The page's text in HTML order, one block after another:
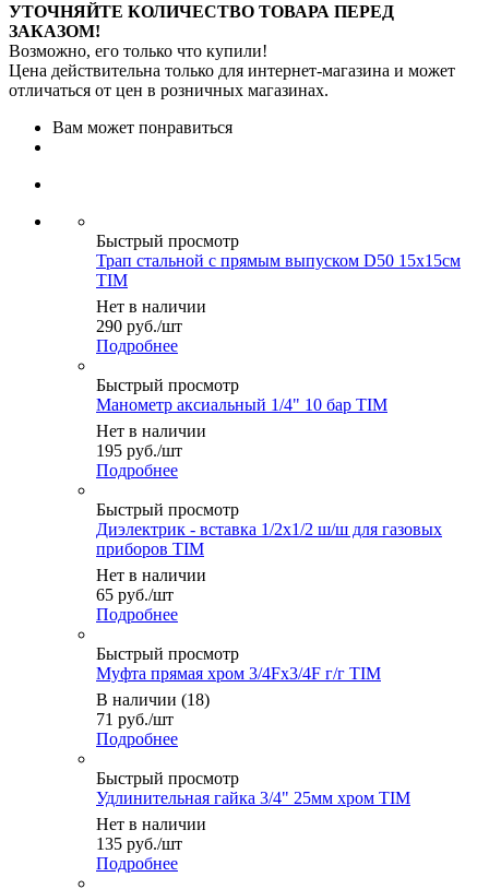
УТОЧНЯЙТЕ КОЛИЧЕСТВО ТОВАРА ПЕРЕД
ЗАКАЗОМ!
Возможно, его только что купили!
Цена действительна только для интернет-магазина и может
отличаться от цен в розничных магазинах.
Вам может понравиться
Быстрый просмотр
Трап стальной с прямым выпуском D50 15х15см
TIM
Нет в наличии
290 руб./шт
Подробнее
Быстрый просмотр
Манометр аксиальный 1/4" 10 бар TIM
Нет в наличии
195 руб./шт
Подробнее
Быстрый просмотр
Диэлектрик - вставка 1/2х1/2 ш/ш для газовых
приборов TIM
Нет в наличии
65 руб./шт
Подробнее
Быстрый просмотр
Муфта прямая хром 3/4Fх3/4F г/г TIM
В наличии (18)
71 руб./шт
Подробнее
Быстрый просмотр
Удлинительная гайка 3/4" 25мм хром TIM
Нет в наличии
135 руб./шт
Подробнее